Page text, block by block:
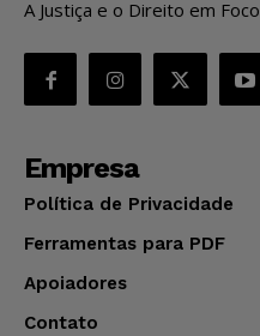
A Justiça e o Direito em Foco
Empresa
Política de Privacidade
Ferramentas para PDF
Apoiadores
Contato